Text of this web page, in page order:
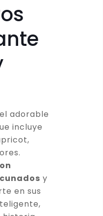
adorable
incluye
y
en sus